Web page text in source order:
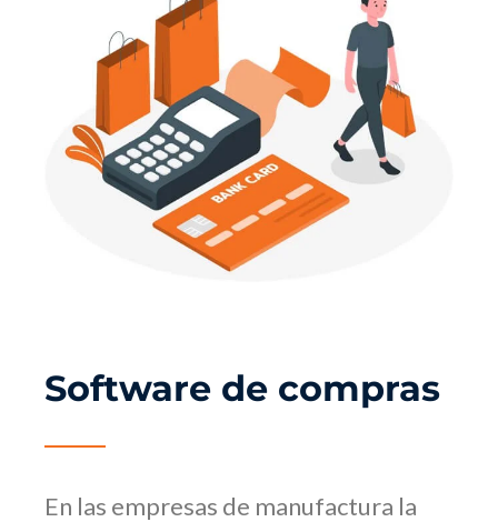
Software de compras
En las empresas de manufactura la